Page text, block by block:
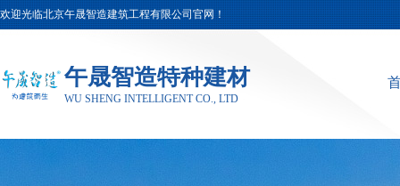
欢迎光临北京午晟智造建筑工程有限公司官网！
午晟智造特种建材
WU SHENG INTELLIGENT CO., LTD